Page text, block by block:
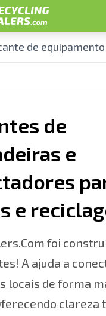
de
de
e
e
foi
A ajuda a
locais de forma
clareza